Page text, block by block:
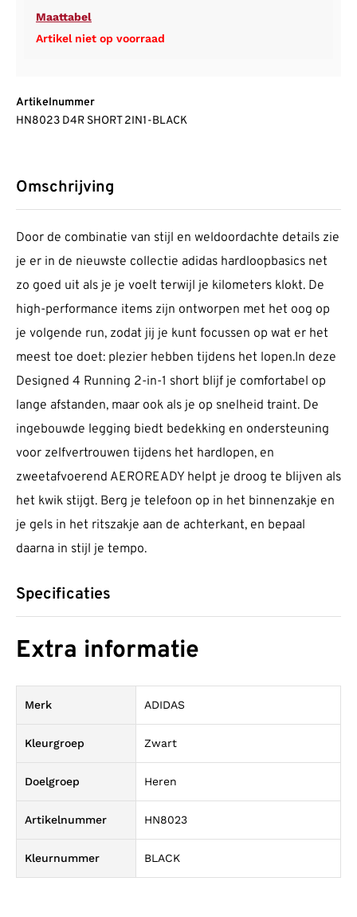
Maattabel
Artikel niet op voorraad
Artikelnummer
HN8023 D4R SHORT 2IN1-BLACK
Omschrijving
Door de combinatie van stijl en weldoordachte details zie
je er in de nieuwste collectie adidas hardloopbasics net
zo goed uit als je je voelt terwijl je kilometers klokt. De
high-performance items zijn ontworpen met het oog op
je volgende run, zodat jij je kunt focussen op wat er het
meest toe doet: plezier hebben tijdens het lopen.In deze
Designed 4 Running 2-in-1 short blijf je comfortabel op
lange afstanden, maar ook als je op snelheid traint. De
ingebouwde legging biedt bedekking en ondersteuning
voor zelfvertrouwen tijdens het hardlopen, en
zweetafvoerend AEROREADY helpt je droog te blijven als
het kwik stijgt. Berg je telefoon op in het binnenzakje en
je gels in het ritszakje aan de achterkant, en bepaal
daarna in stijl je tempo.
Specificaties
Extra informatie
Merk ADIDAS
Kleurgroep Zwart
Doelgroep Heren
Artikelnummer HN8023
Kleurnummer BLACK